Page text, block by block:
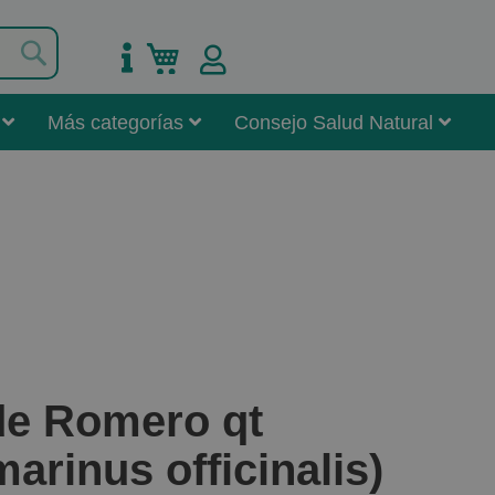
Mi carrito
Más categorías Consejo Salud Natural
Romero qt
officinalis)